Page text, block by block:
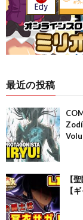
最近の投稿
【
【